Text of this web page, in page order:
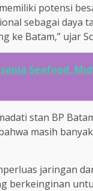
potensi
sebagai daya
ke Batam,” ujar
Seafood,
stan BP
masih
jaringan
berkeinginan